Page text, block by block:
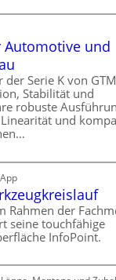
Automotive und
Serie K von
Stabilität und
robuste
und
Rahmen der
seine touchfähige
InfoPoint.